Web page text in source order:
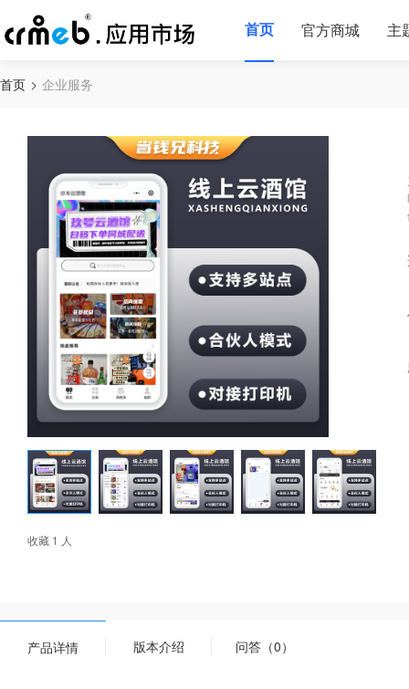
首页 官方商城 主
首页 企业服务
收藏 1 人
产品详情 版本介绍 问答（0）